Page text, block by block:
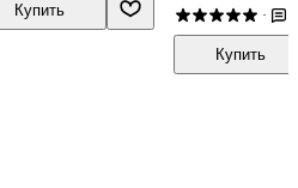
Купить ·
Купить